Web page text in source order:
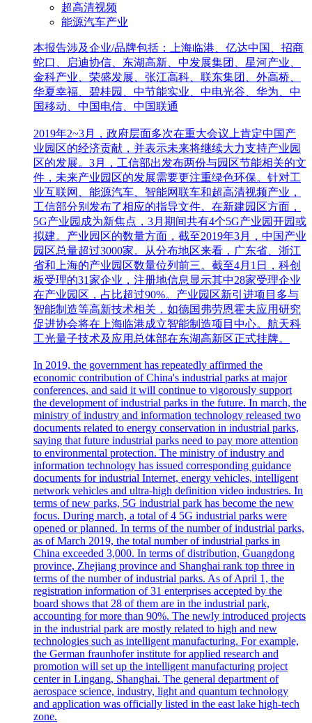
超高清视频
能源汽车产业
本报告涉及企业/品牌包括：上海临港、亿达中国、招商
蛇口、启迪协信、东湖高新、中发展集团、星河产业、
金科产业、荣盛发展、张江高科、联东集团、外高桥、
华夏幸福、碧桂园、中节能实业、中电光谷、华为、中
国移动、中国电信、中国联通
2019年2~3月，政府层面多次在重大会议上肯定中国产
业园区的经济贡献，并表示未来将继续大力支持产业园
区的发展。3月，工信部出发布两份与园区节能相关的文
件，未来产业园区的发展需要更注重绿色环保。针对工
业互联网、能源汽车、智能网联车和超高清视频产业，
工信部分别发布了相应的指导文件。在新建园区方面，
5G产业园成为新焦点，3月期间共有4个5G产业园开园或
拟建。产业园区的数量方面，截至2019年3月，中国产业
园区总量超过3000家。从分布地区来看，广东省、浙江
省和上海的产业园区数量位列前三。截至4月1日，科创
板受理的31家企业，注册地信息显示其中28家受理企业
在产业园区，占比超过90%。产业园区新引进项目多与
智能制造等高新技术相关，如德国弗劳恩霍夫应用研究
促进协会将在上海临港成立智能制造项目中心。航天科
工光量子技术及应用总体部在东湖高新区正式挂牌。
In 2019, the government has repeatedly affirmed the
economic contribution of China's industrial parks at major
conferences, and said it will continue to vigorously support
the development of industrial parks in the future. In march, the
ministry of industry and information technology released two
documents related to energy conservation in industrial parks,
saying that future industrial parks need to pay more attention
to environmental protection. The ministry of industry and
information technology has issued corresponding guidance
documents for industrial Internet, energy vehicles, intelligent
network vehicles and ultra-high definition video industries. In
terms of new parks, 5G industrial park has become the new
focus. During march, a total of 4 5G industrial parks were
opened or planned. In terms of the number of industrial parks,
as of March 2019, the total number of industrial parks in
China exceeded 3,000. In terms of distribution, Guangdong
province, Zhejiang province and Shanghai rank top three in
terms of the number of industrial parks. As of April 1, the
registration information of 31 enterprises accepted by the
board shows that 28 of them are in the industrial park,
accounting for more than 90%. The newly introduced projects
in the industrial park are mostly related to high and new
technologies such as intelligent manufacturing. For example,
the German fraunhofer institute for applied research and
promotion will set up the intelligent manufacturing project
center in Lingang, Shanghai. The general department of
aerospace science, industry, light and quantum technology
and application was officially listed in the east lake high-tech
zone.